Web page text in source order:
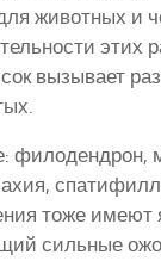
животных и
этих
вызывает
филодендрон,
тоже имеют
сильные